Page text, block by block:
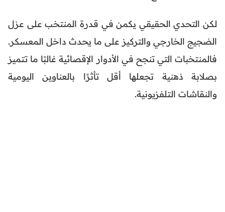
لكن التحدي الحقيقي يكمن في قدرة المنتخب على عزل
الضجيج الخارجي والتركيز على ما يحدث داخل المعسكر.
فالمنتخبات التي تنجح في الأدوار الإقصائية غالبًا ما تتميز
بصلابة ذهنية تجعلها أقل تأثرًا بالعناوين اليومية
والنقاشات التلفزيونية.